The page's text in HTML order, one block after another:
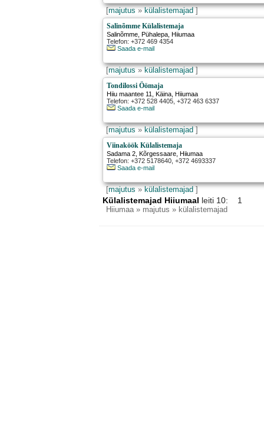
[majutus»külalistemajad]
Salinõmme Külalistemaja
Salinõmme Pühalepa , Hiiumaa
Telefon: +372 469 4354
Saada e-mail
[majutus»külalistemajad]
Tondilossi Öömaja
Hiiu maantee 11 Käina , Hiiumaa
Telefon: +372 528 4405, +372 463 6337
Saada e-mail
[majutus»külalistemajad]
Viinaköök Külalistemaja
Sadama 2 Kõrgessaare , Hiiumaa
Telefon: +372 5178640, +372 4693337
Saada e-mail
[majutus»külalistemajad]
Külalistemajad Hiiumaal leiti 10: 1
Hiiumaa» majutus » külalistemajad